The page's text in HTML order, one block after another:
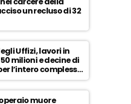
un recluso di 32
Uffizi, lavori in
milioni e decine di
l’intero complesso
ASCOLTA
muore